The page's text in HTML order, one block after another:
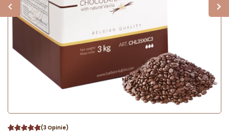
(3 Opinie)